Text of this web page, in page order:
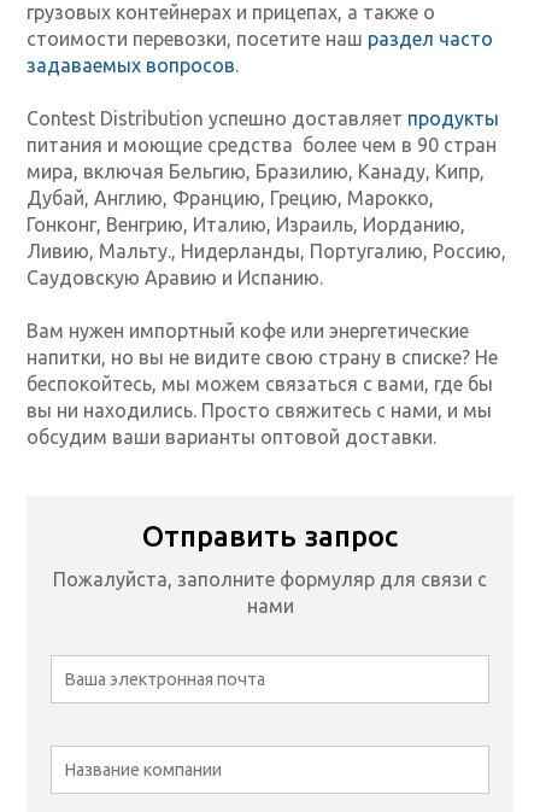
грузовых контейнерах и прицепах, а также о
стоимости перевозки, посетите наш раздел часто
задаваемых вопросов.
Contest Distribution успешно доставляет продукты
питания и моющие средства более чем в 90 стран
мира, включая Бельгию, Бразилию, Канаду, Кипр,
Дубай, Англию, Францию, Грецию, Марокко,
Гонконг, Венгрию, Италию, Израиль, Иорданию,
Ливию, Мальту., Нидерланды, Португалию, Россию,
Саудовскую Аравию и Испанию.
Вам нужен импортный кофе или энергетические
напитки, но вы не видите свою страну в списке? Не
беспокойтесь, мы можем связаться с вами, где бы
вы ни находились. Просто свяжитесь с нами, и мы
обсудим ваши варианты оптовой доставки.
Отправить запрос
Пожалуйста, заполните формуляр для связи с
нами